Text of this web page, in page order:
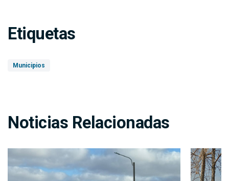
Etiquetas
Municipios
Noticias Relacionadas